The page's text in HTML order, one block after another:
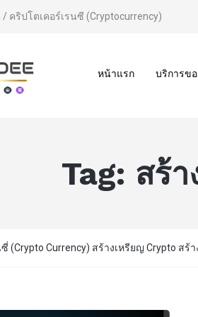
คริปโตเคอร์เรนซี (Cryptocurrency)
หน้าแรก บริการขอ
Tag: สร้
(Crypto Currency) สร้างเหรียญ Crypto สร้า